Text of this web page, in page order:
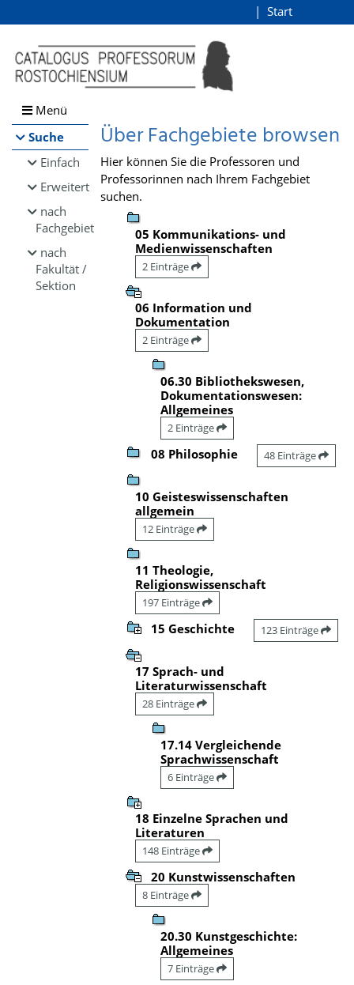
Browsen
direkt zum Inhalt
Start
Menü
Suche
Einfach
Erweitert
nach
Fachgebiet
nach
Fakultät /
Sektion
Über Fachgebiete browsen
Hier können Sie die Professoren und
Professorinnen nach Ihrem Fachgebiet
suchen.
05 Kommunikations- und
Medienwissenschaften
2 Einträge
06 Information und
Dokumentation
2 Einträge
06.30 Bibliothekswesen,
Dokumentationswesen:
Allgemeines
2 Einträge
08 Philosophie 48 Einträge
10 Geisteswissenschaften
allgemein
12 Einträge
11 Theologie,
Religionswissenschaft
197 Einträge
15 Geschichte 123 Einträge
17 Sprach- und
Literaturwissenschaft
28 Einträge
17.14 Vergleichende
Sprachwissenschaft
6 Einträge
18 Einzelne Sprachen und
Literaturen
148 Einträge
20 Kunstwissenschaften
8 Einträge
20.30 Kunstgeschichte:
Allgemeines
7 Einträge